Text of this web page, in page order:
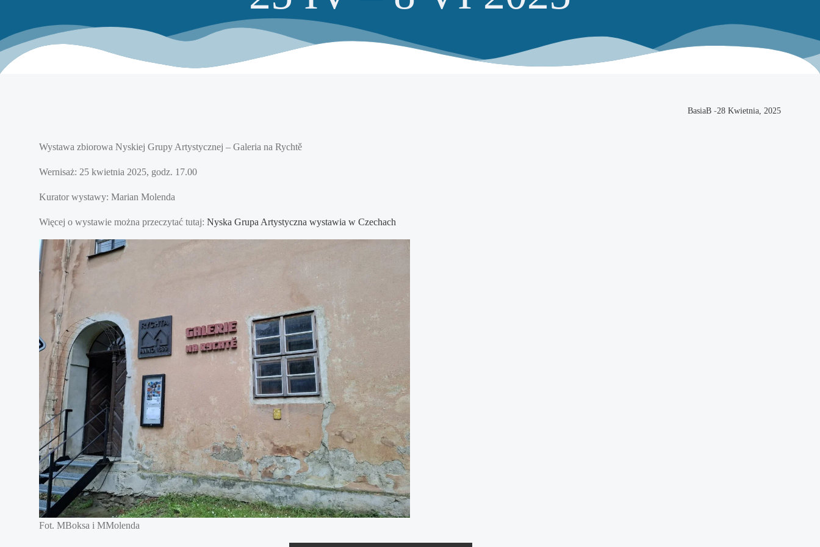
BasiaB -28 Kwietnia, 2025
Wystawa zbiorowa Nyskiej Grupy Artystycznej – Galeria na Rychtě
Wernisaż: 25 kwietnia 2025, godz. 17.00
Kurator wystawy: Marian Molenda
Więcej o wystawie można przeczytać tutaj: Nyska Grupa Artystyczna wystawia w Czechach
Fot. MBoksa i MMolenda